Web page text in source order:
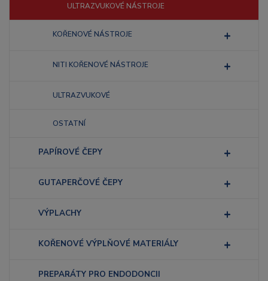
ULTRAZVUKOVÉ NÁSTROJE
KOŘENOVÉ NÁSTROJE
NITI KOŘENOVÉ NÁSTROJE
ULTRAZVUKOVÉ
OSTATNÍ
PAPÍROVÉ ČEPY
GUTAPERČOVÉ ČEPY
VÝPLACHY
KOŘENOVÉ VÝPLŇOVÉ MATERIÁLY
PREPARÁTY PRO ENDODONCII